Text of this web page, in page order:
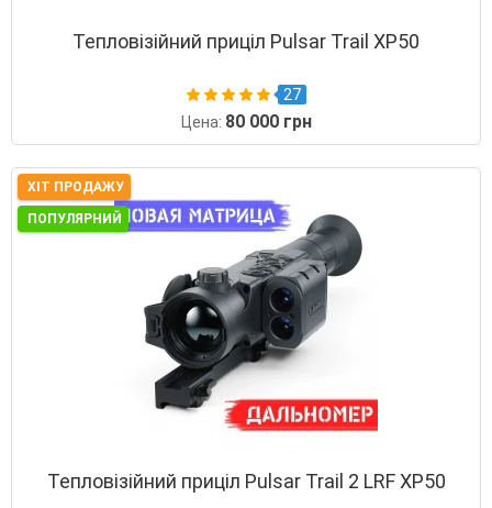
Тепловізійний приціл Pulsar Trail XP50
27
Цена: 80 000 грн
ХІТ ПРОДАЖУ
ПОПУЛЯРНИЙ
Тепловізійний приціл Pulsar Trail 2 LRF XP50